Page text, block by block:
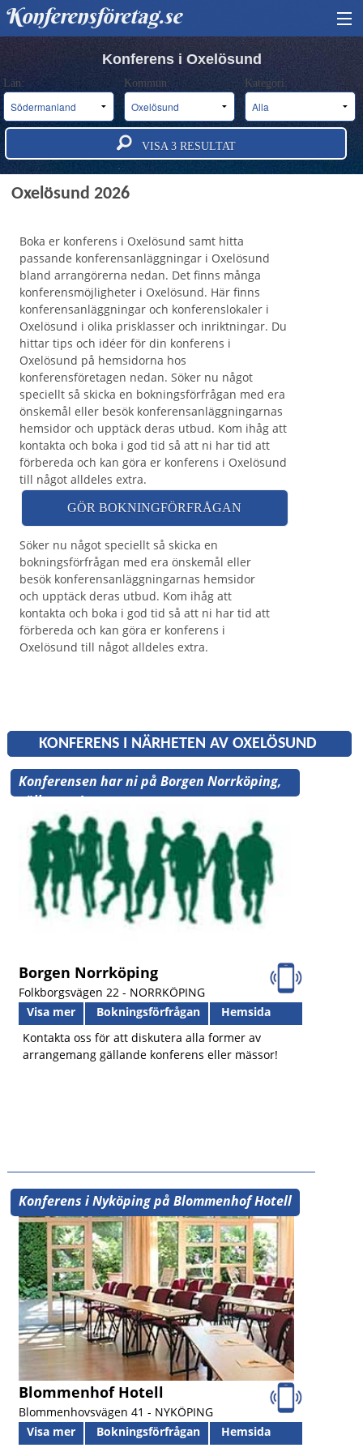
Konferensföretag.se
HITTA KONFERENS
BOKA KONFERENS
OM OSS
ANNONSERA
Konferens i Oxelösund
Län: Kommun: Kategori:
VISA 3RESULTAT
Konferens och konferensanläggningar i
Oxelösund 2026
Boka er konferens i Oxelösund samt hitta
passande konferensanläggningar i Oxelösund
bland arrangörerna nedan. Det finns många
konferensmöjligheter i Oxelösund. Här finns
konferensanläggningar och konferenslokaler i
Oxelösund i olika prisklasser och inriktningar. Du
hittar tips och idéer för din konferens i
Oxelösund på hemsidorna hos
konferensföretagen nedan. Söker nu något
speciellt så skicka en bokningsförfrågan med era
önskemål eller besök konferensanläggningarnas
hemsidor och upptäck deras utbud. Kom ihåg att
kontakta och boka i god tid så att ni har tid att
förbereda och kan göra er konferens i Oxelösund
till något alldeles extra.
GÖR BOKNINGFÖRFRÅGAN
Söker nu något speciellt så skicka en
bokningsförfrågan med era önskemål eller
besök konferensanläggningarnas hemsidor
och upptäck deras utbud. Kom ihåg att
kontakta och boka i god tid så att ni har tid att
förbereda och kan göra er konferens i
Oxelösund till något alldeles extra.
KONFERENS I NÄRHETEN AV OXELÖSUND
Konferensen har ni på Borgen Norrköping,
välkomna!
Borgen Norrköping
Folkborgsvägen 22 - NORRKÖPING
Visa mer
Bokningsförfrågan
Hemsida
Kontakta oss för att diskutera alla former av
arrangemang gällande konferens eller mässor!
Konferens i Nyköping på Blommenhof Hotell
Blommenhof Hotell
Blommenhovsvägen 41 - NYKÖPING
Visa mer
Bokningsförfrågan
Hemsida